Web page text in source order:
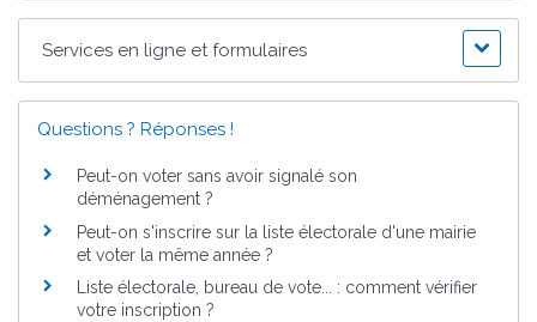
Services en ligne et formulaires
Questions ? Réponses !
Peut-on voter sans avoir signalé son
déménagement ?
Peut-on s'inscrire sur la liste électorale d'une mairie
et voter la même année ?
Liste électorale, bureau de vote... : comment vérifier
votre inscription ?